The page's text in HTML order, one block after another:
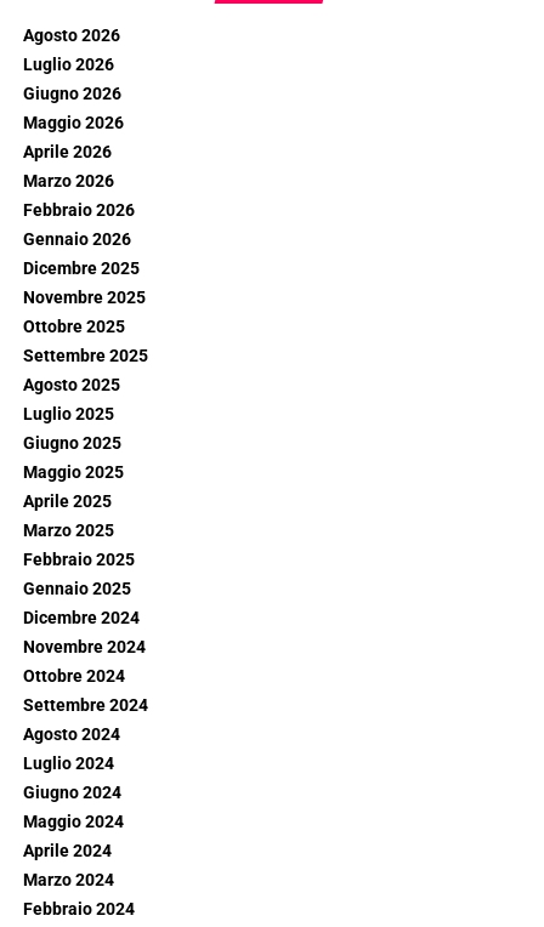
Agosto 2026
Luglio 2026
Giugno 2026
Maggio 2026
Aprile 2026
Marzo 2026
Febbraio 2026
Gennaio 2026
Dicembre 2025
Novembre 2025
Ottobre 2025
Settembre 2025
Agosto 2025
Luglio 2025
Giugno 2025
Maggio 2025
Aprile 2025
Marzo 2025
Febbraio 2025
Gennaio 2025
Dicembre 2024
Novembre 2024
Ottobre 2024
Settembre 2024
Agosto 2024
Luglio 2024
Giugno 2024
Maggio 2024
Aprile 2024
Marzo 2024
Febbraio 2024